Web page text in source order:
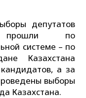
депутатов
прошли по
системе – по
Казахстана
а за
выборы
Казахстана.